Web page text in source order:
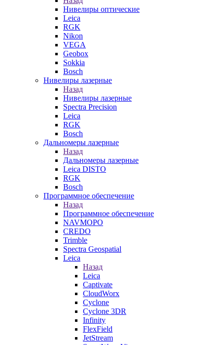
Нивелиры оптические
Leica
RGK
Nikon
VEGA
Geobox
Sokkia
Bosch
Нивелиры лазерные
Назад
Нивелиры лазерные
Spectra Precision
Leica
RGK
Bosch
Дальномеры лазерные
Назад
Дальномеры лазерные
Leica DISTO
RGK
Bosch
Программное обеспечение
Назад
Программное обеспечение
NAVMOPO
CREDO
Trimble
Spectra Geospatial
Leica
Назад
Leica
Captivate
CloudWorx
Cyclone
Cyclone 3DR
Infinity
FlexField
JetStream